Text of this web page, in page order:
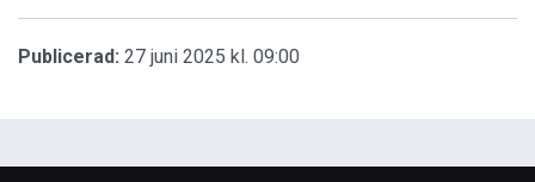
Publicerad: 27 juni 2025 kl. 09:00